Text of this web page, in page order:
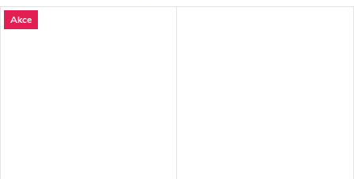
Akce